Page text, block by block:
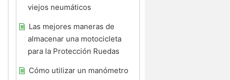
viejos neumáticos
Las mejores maneras de
almacenar una motocicleta
para la Protección Ruedas
Cómo utilizar un manómetro